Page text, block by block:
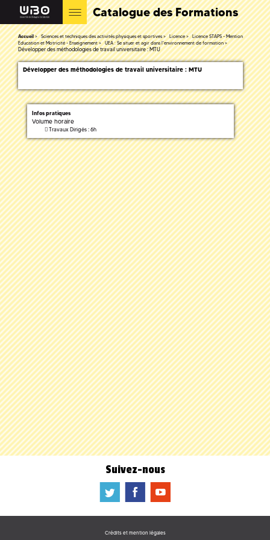
Catalogue des Formations
Accueil Sciences et techniques des activités physiques et sportives Licence
Licence STAPS - Mention
Education et Motricité - Enseignement
UEA : Se situer et agir dans l'environnement de formation
Développer des méthodologies de travail universitaire : MTU
Développer des méthodologies de travail universitaire : MTU
Infos pratiques
Volume horaire
Travaux Dirigés : 6h
Suivez-nous
a b f
Crédits et mention légales